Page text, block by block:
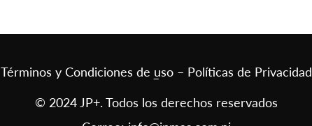
Términos y Condiciones de uso – Políticas de Privacidad
–
© 2024 JP+. Todos los derechos reservados